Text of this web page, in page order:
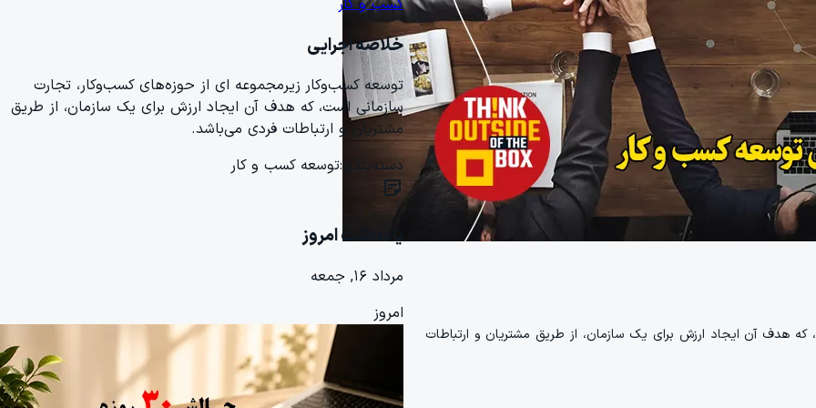
هدف آن ایجاد ارزش برای یک سازمان، از طریق مشتریان و ارتباطات
کسب و کار
خلاصه اجرایی
توسعه کسب‌وکار زیرمجموعه ای از حوزه‌های کسب‌وکار، تجارت
سازمانی است، که هدف آن ایجاد ارزش برای یک سازمان، از طریق
مشتریان و ارتباطات فردی می‌باشد.
دسته‌بندی:توسعه کسب و کار
sticky_note_2
یادداشت امروز
مرداد ۱۶, جمعه
امروز